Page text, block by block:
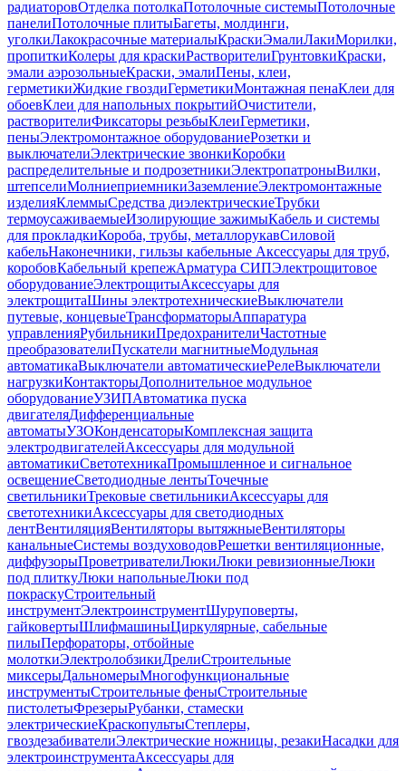
радиаторовОтделка потолкаПотолочные системыПотолочные
панелиПотолочные плитыБагеты, молдинги,
уголкиЛакокрасочные материалыКраскиЭмалиЛакиМорилки,
пропиткиКолеры для краскиРастворителиГрунтовкиКраски,
эмали аэрозольныеКраски, эмалиПены, клеи,
герметикиЖидкие гвоздиГерметикиМонтажная пенаКлеи для
обоевКлеи для напольных покрытийОчистители,
растворителиФиксаторы резьбыКлеиГерметики,
пеныЭлектромонтажное оборудованиеРозетки и
выключателиЭлектрические звонкиКоробки
распределительные и подрозетникиЭлектропатроныВилки,
штепселиМолниеприемникиЗаземлениеЭлектромонтажные
изделияКлеммыСредства диэлектрическиеТрубки
термоусаживаемыеИзолирующие зажимыКабель и системы
для прокладкиКороба, трубы, металлорукавСиловой
кабельНаконечники, гильзы кабельные Аксессуары для труб,
коробовКабельный крепежАрматура СИПЭлектрощитовое
оборудованиеЭлектрощитыАксессуары для
электрощитаШины электротехническиеВыключатели
путевые, концевыеТрансформаторыАппаратура
управленияРубильникиПредохранителиЧастотные
преобразователиПускатели магнитныеМодульная
автоматикаВыключатели автоматическиеРелеВыключатели
нагрузкиКонтакторыДополнительное модульное
оборудованиеУЗИПАвтоматика пуска
двигателяДифференциальные
автоматыУЗОКонденсаторыКомплексная защита
электродвигателейАксессуары для модульной
автоматикиСветотехникаПромышленное и сигнальное
освещениеСветодиодные лентыТочечные
светильникиТрековые светильникиАксессуары для
светотехникиАксессуары для светодиодных
лентВентиляцияВентиляторы вытяжныеВентиляторы
канальныеСистемы воздуховодовРешетки вентиляционные,
диффузорыПроветривателиЛюкиЛюки ревизионныеЛюки
под плиткуЛюки напольныеЛюки под
покраскуСтроительный
инструментЭлектроинструментШуруповерты,
гайковертыШлифмашиныЦиркулярные, сабельные
пилыПерфораторы, отбойные
молоткиЭлектролобзикиДрелиСтроительные
миксерыДальномерыМногофункциональные
инструментыСтроительные феныСтроительные
пистолетыФрезерыРубанки, стамески
электрическиеКраскопультыСтеплеры,
гвоздезабивателиЭлектрические ножницы, резакиНасадки для
электроинструментаАксессуары для